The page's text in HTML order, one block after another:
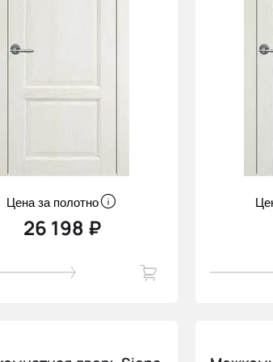
Цена за полотно
26 198 ₽